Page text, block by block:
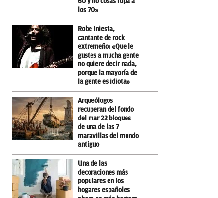
los 70»
Robe Iniesta,
cantante de rock
extremeño: «Que le
gustes a mucha gente
no quiere decir nada,
porque la mayoría de
la gente es idiota»
Arqueólogos
recuperan del fondo
del mar 22 bloques
de una de las 7
maravillas del mundo
antiguo
Una de las
decoraciones más
populares en los
hogares españoles